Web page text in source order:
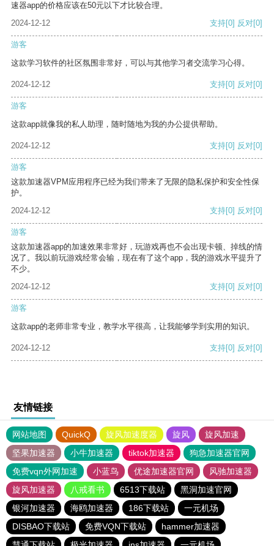
速器app的价格应该在50元以下才比较合理。
2024-12-12
支持[0] 反对[0]
游客
这款学习软件的社区氛围非常好，可以与其他学习者交流学习心得。
2024-12-12 支持[0] 反对[0]
游客
这款app就像我的私人助理，随时随地为我的办公提供帮助。
2024-12-12 支持[0] 反对[0]
游客
这款加速器VPM应用程序已经为我们带来了无限的隐私保护和安全性保
护。
2024-12-12
支持[0] 反对[0]
游客
这款加速器app的加速效果非常好，玩游戏再也不会出现卡顿、掉线的情
况了。我以前玩游戏经常会输，现在有了这个app，我的游戏水平提升了
不少。
2024-12-12
支持[0] 反对[0]
游客
这款app的老师非常专业，教学水平很高，让我能够学到实用的知识。
2024-12-12 支持[0] 反对[0]
友情链接
网站地图 QuickQ 旋风加速度器 旋风
旋风加速
坚果加速器
小牛加速器 tiktok加速器
狗急加速器官网
免费vqn外网加速
小蓝鸟 优途加速器官网
风驰加速器
旋风加速器
八戒看书 6513下载站
黑洞加速官网
银河加速器
海鸥加速器 186下载站
一元机场
DISBAO下载站
免费VQN下载站
hammer加速器